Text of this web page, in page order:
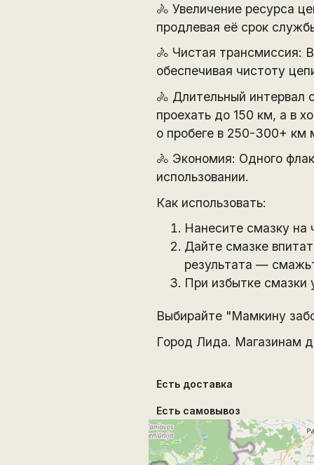
🚴 Увеличение ресурса
продлевая её срок
🚴 Чистая трансмиссия:
обеспечивая чистоту
🚴 Длительный интервал
проехать до 150 км, а в
о пробеге в 250-300+
🚴 Экономия: Одного
использовании.
Как использовать:
Нанесите смазку
Дайте смазке
результата —
При избытке смазки
Выбирайте "Мамкину
Город Лида. Магазинам
Есть доставка
Есть самовывоз